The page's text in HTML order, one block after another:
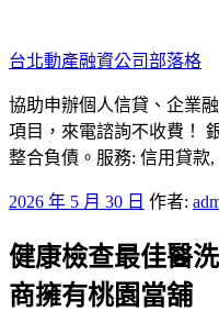
至
主
要
內
容
台北動產融資公司部落格
協助申辦個人信貸、企業
項目，來電諮詢不收費！
整合負債。服務: 信用貸款
發
於
2026 年 5 月 30 日 作者:
健康檢查最佳醫
商擁有桃園當舖